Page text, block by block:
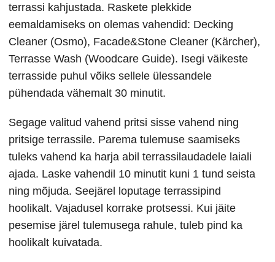
terrassi kahjustada. Raskete plekkide
eemaldamiseks on olemas vahendid: Decking
Cleaner (Osmo), Facade&Stone Cleaner (Kärcher),
Terrasse Wash (Woodcare Guide). Isegi väikeste
terrasside puhul võiks sellele ülessandele
pühendada vähemalt 30 minutit.
Segage valitud vahend pritsi sisse vahend ning
pritsige terrassile. Parema tulemuse saamiseks
tuleks vahend ka harja abil terrassilaudadele laiali
ajada. Laske vahendil 10 minutit kuni 1 tund seista
ning mõjuda. Seejärel loputage terrassipind
hoolikalt. Vajadusel korrake protsessi. Kui jäite
pesemise järel tulemusega rahule, tuleb pind ka
hoolikalt kuivatada.